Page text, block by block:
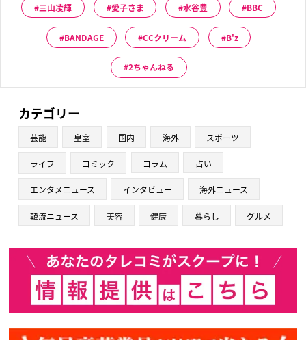
三山凌輝 愛子さま 水谷豊 BBC
BANDAGE CCクリーム B'z
2ちゃんねる
カテゴリー
芸能 皇室 国内 海外 スポーツ
ライフ コミック コラム 占い
エンタメニュース インタビュー 海外ニュース
韓流ニュース 美容 健康 暮らし グルメ